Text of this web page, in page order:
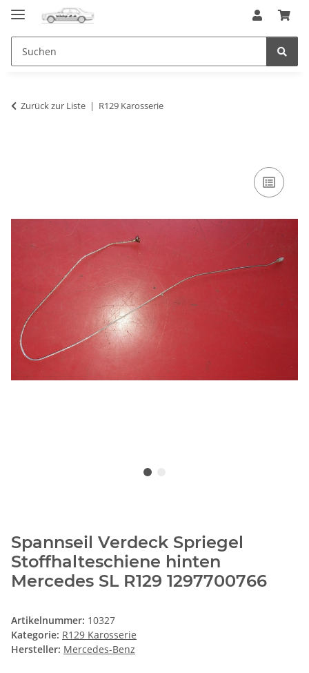
Zurück zur Liste R129 Karosserie
Spannseil Verdeck Spriegel
Stoffhalteschiene hinten
Mercedes SL R129 1297700766
Artikelnummer: 10327
Kategorie: R129 Karosserie
Hersteller: Mercedes-Benz